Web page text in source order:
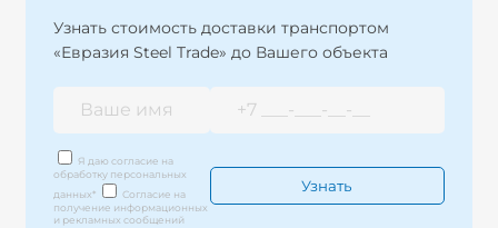
Узнать стоимость доставки транспортом
«Евразия Steel Trade» до Вашего объекта
Я даю согласие на
обработку персональных
данных*
Согласие на
получение информационных
и рекламных сообщений